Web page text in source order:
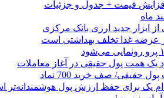
ابزار جدید ارزی بانک مرکزی
عرضه غذا تخلف بهداشتی است
یک برای حفظ ارزش پول هوشمندانه‌تر